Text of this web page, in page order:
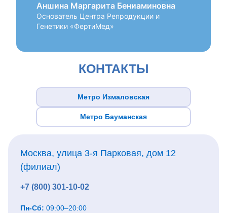
Аншина Маргарита Бениаминовна
Основатель Центра Репродукции и
Генетики «ФертиМед»
КОНТАКТЫ
Метро Измаловская
Метро Бауманская
Москва, улица 3-я Парковая, дом 12
(филиал)
+7 (800) 301-10-02
Пн-Сб: 09:00–20:00